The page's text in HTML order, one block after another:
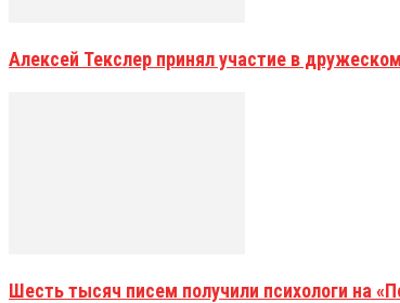
Алексей Текслер принял участие в
Шесть тысяч писем получили психологи на